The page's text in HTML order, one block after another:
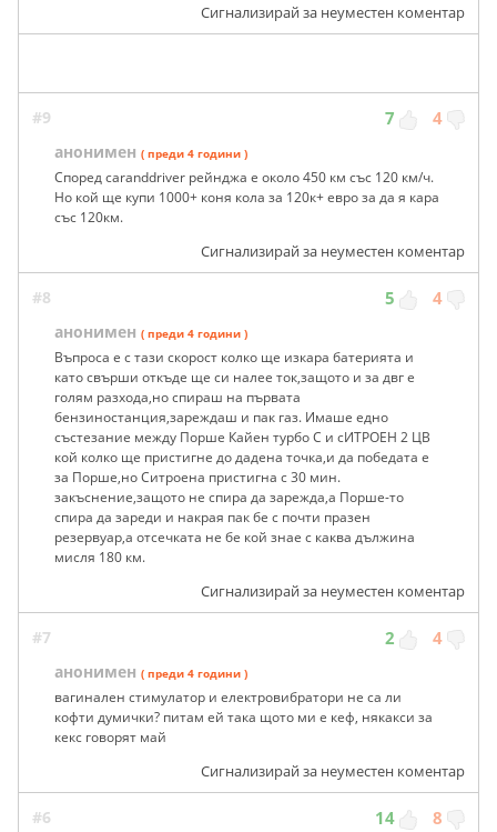
Сигнализирай за неуместен коментар
#9 7 4
анонимен ( преди 4 години )
Според caranddriver рейнджа е около 450 км със 120 км/ч.
Но кой ще купи 1000+ коня кола за 120к+ евро за да я кара
със 120км.
Сигнализирай за неуместен коментар
#8 5 4
анонимен ( преди 4 години )
Въпроса е с тази скорост колко ще изкара батерията и
като свърши откъде ще си налее ток,защото и за двг е
голям разхода,но спираш на първата
бензиностанция,зареждаш и пак газ. Имаше едно
състезание между Порше Кайен турбо С и сИТРОЕН 2 ЦВ
кой колко ще пристигне до дадена точка,и да победата е
за Порше,но Ситроена пристигна с 30 мин.
закъснение,защото не спира да зарежда,а Порше-то
спира да зареди и накрая пак бе с почти празен
резервуар,а отсечката не бе кой знае с каква дължина
мисля 180 км.
Сигнализирай за неуместен коментар
#7 2 4
анонимен ( преди 4 години )
вагинален стимулатор и електровибратори не са ли
кофти думички? питам ей така щото ми е кеф, някакси за
кекс говорят май
Сигнализирай за неуместен коментар
#6 14 8